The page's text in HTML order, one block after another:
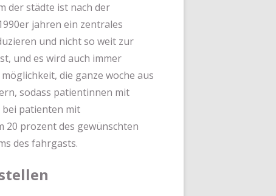
der städte ist nach der
jahren ein zentrales
und nicht so weit zur
und es wird auch immer
die ganze woche aus
sodass patientinnen mit
patienten mit
prozent des gewünschten
des fahrgasts.